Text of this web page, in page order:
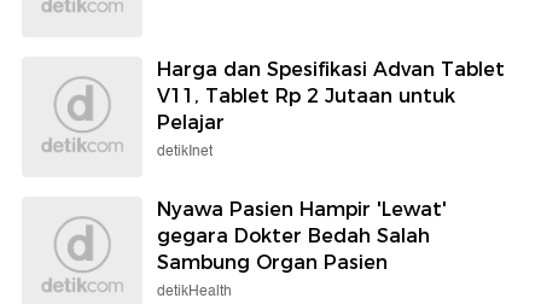
Harga dan Spesifikasi Advan Tablet
V11, Tablet Rp 2 Jutaan untuk
Pelajar
detikInet
Nyawa Pasien Hampir 'Lewat'
gegara Dokter Bedah Salah
Sambung Organ Pasien
detikHealth